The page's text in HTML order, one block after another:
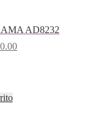
AD8232
Current